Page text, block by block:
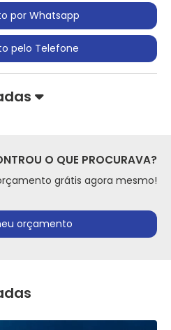
por Whatsapp
pelo Telefone
O QUE PROCURAVA?
grátis agora mesmo!
orçamento